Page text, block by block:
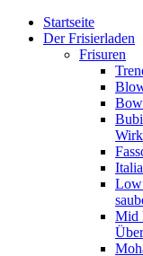
Startseite
Der Frisierladen
Frisuren
Low
Mid